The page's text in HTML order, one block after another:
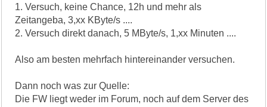
1. Versuch, keine Chance, 12h und mehr als
Zeitangeba, 3,xx KByte/s ....
2. Versuch direkt danach, 5 MByte/s, 1,xx Minuten ....
Also am besten mehrfach hintereinander versuchen.
Dann noch was zur Quelle:
Die FW liegt weder im Forum, noch auf dem Server des